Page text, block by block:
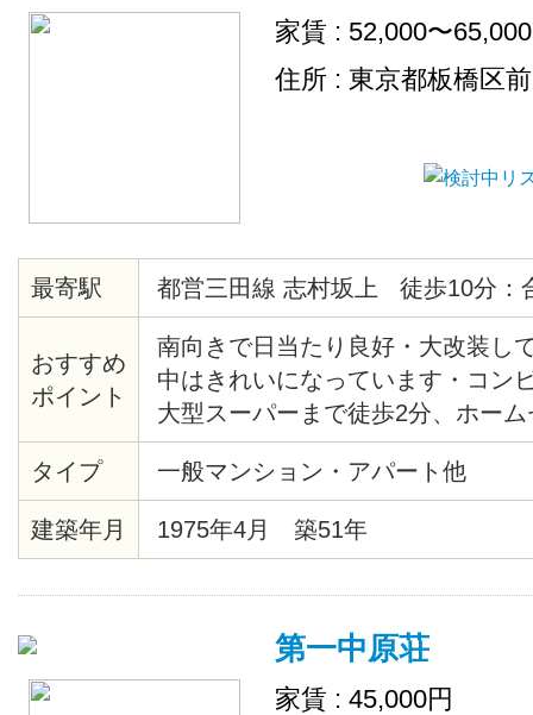
家賃 : 52,000〜
住所 : 東京都板橋区
最寄駅 都営三田線 志村坂上 徒歩10分：
おすすめ
ポイント
南向きで日当たり良好・大改装し
中はきれいになっています・コン
大型スーパーまで徒歩2分、ホー
4分・生活便利・管理人は隣に住
便利です
タイプ 一般マンション・アパート他
建築年月 1975年4月 築51年
第一中原荘
家賃 : 45,000円